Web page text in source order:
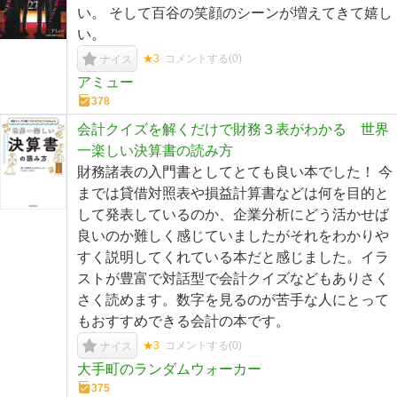
い。 そして百谷の笑顔のシーンが増えてきて嬉し
い。
ナイス ★3 コメントする(0)
アミュー
378
会計クイズを解くだけで財務３表がわかる 世界
一楽しい決算書の読み方
財務諸表の入門書としてとても良い本でした！ 今
までは貸借対照表や損益計算書などは何を目的と
して発表しているのか、企業分析にどう活かせば
良いのか難しく感じていましたがそれをわかりや
すく説明してくれている本だと感じました。イラ
ストが豊富で対話型で会計クイズなどもありさく
さく読めます。数字を見るのが苦手な人にとって
もおすすめできる会計の本です。
ナイス ★3 コメントする(0)
大手町のランダムウォーカー
375